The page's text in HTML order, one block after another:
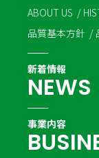
ABOUT US
品質基本方針
新着情報
NEWS
事業内容
BUSIN